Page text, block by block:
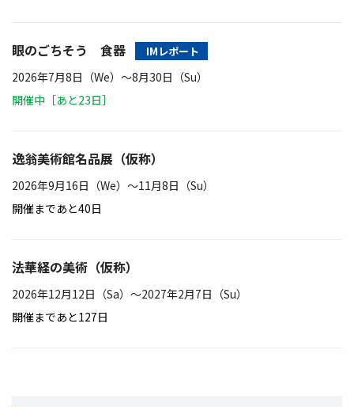
眼のごちそう 食器 IMレポート
2026年7月8日（We）〜8月30日（Su）
開催中［あと23日］
逸翁美術館名品展（仮称）
2026年9月16日（We）〜11月8日（Su）
開催まであと40日
法華経の美術（仮称）
2026年12月12日（Sa）〜2027年2月7日（Su）
開催まであと127日